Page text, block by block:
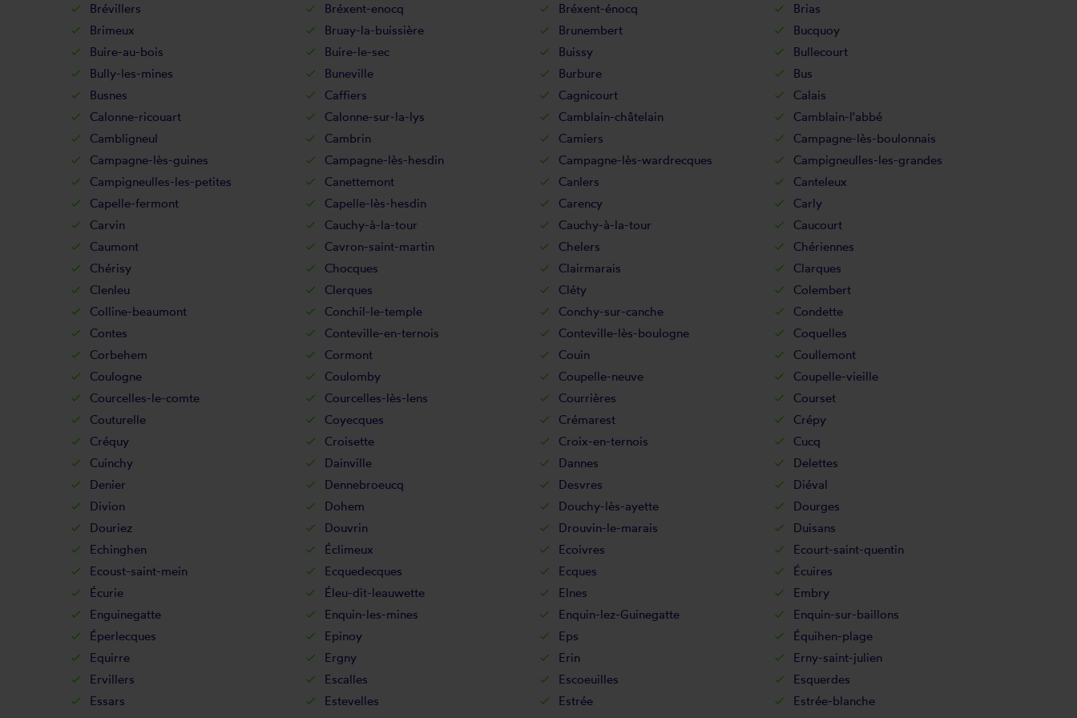
Brévillers
Bréxent-enocq Bréxent-énocq
Brias
Brimeux
Bruay-la-buissière Brunembert
Bucquoy
Buire-au-bois
Buire-le-sec Buissy
Bullecourt
Bully-les-mines
Buneville Burbure
Bus
Busnes
Caffiers Cagnicourt
Calais
Calonne-ricouart
Calonne-sur-la-lys Camblain-châtelain
Camblain-l'abbé
Cambligneul
Cambrin Camiers
Campagne-lès-boulonnais
Campagne-lès-guines
Campagne-lès-hesdin Campagne-lès-wardrecques
Campigneulles-les-grandes
Campigneulles-les-petites
Canettemont Canlers
Canteleux
Capelle-fermont
Capelle-lès-hesdin Carency
Carly
Carvin
Cauchy-à-la-tour Cauchy-à-la-tour
Caucourt
Caumont
Cavron-saint-martin Chelers
Chériennes
Chérisy
Chocques Clairmarais
Clarques
Clenleu
Clerques Cléty
Colembert
Colline-beaumont
Conchil-le-temple Conchy-sur-canche
Condette
Contes
Conteville-en-ternois Conteville-lès-boulogne
Coquelles
Corbehem
Cormont Couin
Coullemont
Coulogne
Coulomby Coupelle-neuve
Coupelle-vieille
Courcelles-le-comte
Courcelles-lès-lens Courrières
Courset
Couturelle
Coyecques Crémarest
Crépy
Créquy
Croisette Croix-en-ternois
Cucq
Cuinchy
Dainville Dannes
Delettes
Denier
Dennebroeucq Desvres
Diéval
Divion
Dohem Douchy-lès-ayette
Dourges
Douriez
Douvrin Drouvin-le-marais
Duisans
Echinghen
Éclimeux Ecoivres
Ecourt-saint-quentin
Ecoust-saint-mein
Ecquedecques Ecques
Écuires
Écurie
Éleu-dit-leauwette Elnes
Embry
Enguinegatte
Enquin-les-mines Enquin-lez-Guinegatte
Enquin-sur-baillons
Éperlecques
Epinoy Eps
Équihen-plage
Equirre
Ergny Erin
Erny-saint-julien
Ervillers
Escalles Escoeuilles
Esquerdes
Essars
Estevelles Estrée
Estrée-blanche